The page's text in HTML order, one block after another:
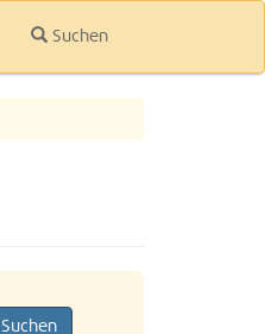
Suchen
Suchen